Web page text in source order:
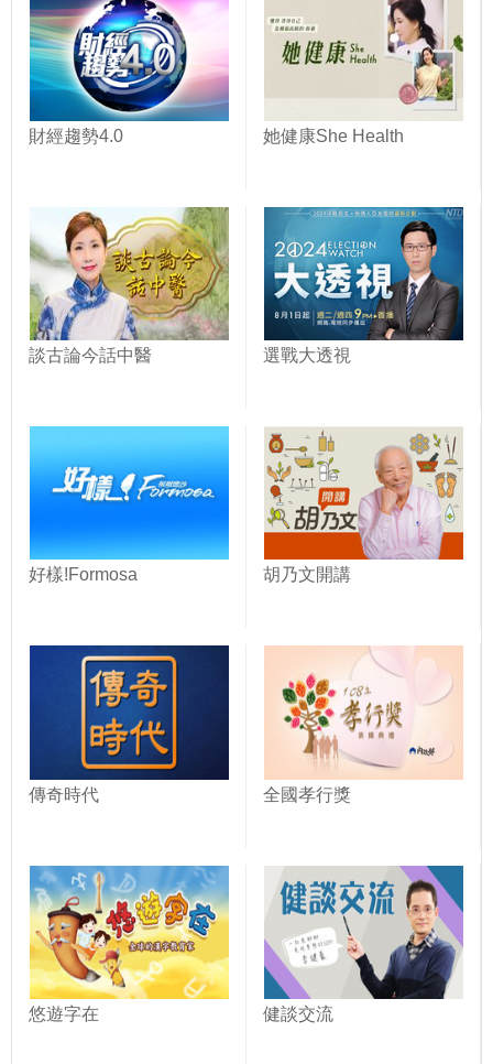
財經趨勢4.0 她健康She Health
談古論今話中醫 選戰大透視
好樣!Formosa 胡乃文開講
傳奇時代 全國孝行獎
悠遊字在 健談交流